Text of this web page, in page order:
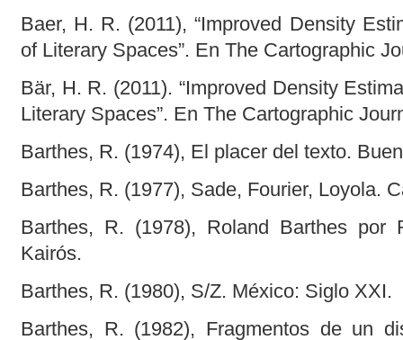
Baer, H. R. (2011), “Improved Density
of Literary Spaces”. En The Cartographic
Bär, H. R. (2011). “Improved Density
Literary Spaces”. En The Cartographic
Barthes, R. (1974), El placer del texto.
Barthes, R. (1977), Sade, Fourier, Loyola.
Barthes, R. (1978), Roland Barthes por
Kairós.
Barthes, R. (1980), S/Z. México: Siglo XXI.
Barthes, R. (1982), Fragmentos de un